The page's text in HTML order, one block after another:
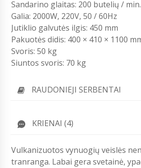
Sandarino glaitas: 200 butelių /
Galia: 2000W, 220V, 50 / 60Hz
Jutiklio galvutės ilgis: 450 mm
Pakuotės didis: 400 × 410 × 1100
Svoris: 50 kg
Siuntos svoris: 70 kg
RAUDONIEJI SERBENTAI
KRIENAI (4)
Vulkanizuotos vynuogių veislės
tranranga. Labai gera svetainė,